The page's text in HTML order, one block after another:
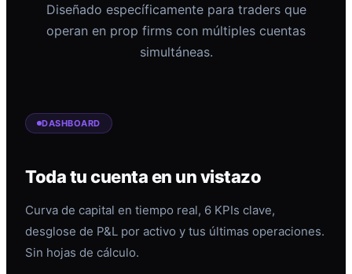
Diseñado específicamente para traders que
operan en prop firms con múltiples cuentas
simultáneas.
DASHBOARD
Toda tu cuenta en un vistazo
Curva de capital en tiempo real, 6 KPIs clave,
desglose de P&L por activo y tus últimas operaciones.
Sin hojas de cálculo.